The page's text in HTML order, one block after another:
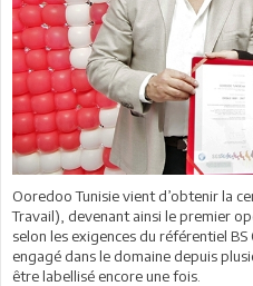
Ooredoo Tunisie vient d’obtenir la
Travail), devenant ainsi le premier
selon les exigences du référentiel BS
engagé dans le domaine depuis
être labellisé encore une fois.